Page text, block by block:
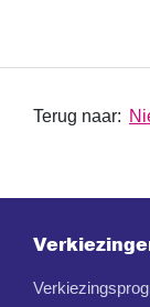
Terug naar: